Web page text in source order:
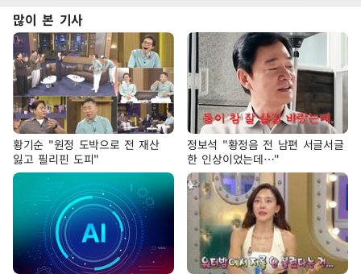
많이 본 기사
황기순 "원정 도박으로 전 재산
잃고 필리핀 도피"
정보석 "황정음 전 남편 서글서글
한 인상이었는데…"